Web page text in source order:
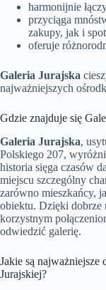
harmonijnie
przyciąga
zakupy, jak i
oferuje
Galeria Jurajska
najważniejszych
Gdzie znajduje się
Galeria Jurajska,
Polskiego 207,
historia sięga czasów
miejscu szczególny
zarówno mieszkańcy,
obiektu. Dzięki
korzystnym
odwiedzić galerię.
Jakie są najważniejsze
Jurajskiej?